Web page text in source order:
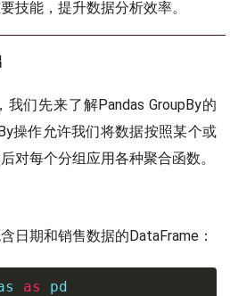
技能，提升数据分析效率。
们先来了解Pandas GroupBy的
操作允许我们将数据按照某个或
对每个分组应用各种聚合函数。
日期和销售数据的DataFrame：
as